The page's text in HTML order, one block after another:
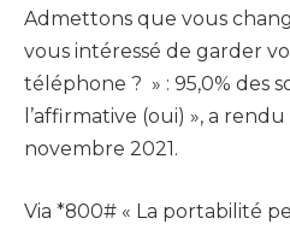
Admettons que vous
vous intéressé de garder
téléphone ? » : 95,0% des
l’affirmative (oui) », a
novembre 2021.
Via *800# « La portabilité